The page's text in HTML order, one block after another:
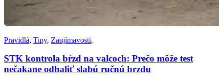
Pravidlá, Tipy, Zaujímavosti,
STK kontrola bŕzd na valcoch: Prečo môže test
nečakane odhaliť slabú ručnú brzdu